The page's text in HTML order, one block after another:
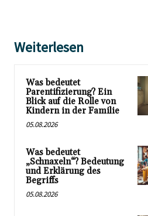
Weiterlesen
Was bedeutet
Parentifizierung? Ein
Blick auf die Rolle von
Kindern in der Familie
05.08.2026
Was bedeutet
„Schnaxeln“? Bedeutung
und Erklärung des
Begriffs
05.08.2026